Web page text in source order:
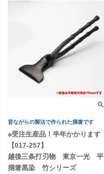
昔ながらの製法で作られた掴箸です
※受注生産品！半年かかります
【017-257】
越後三条打刃物 東京一光 平
掴箸黒染 竹シリーズ